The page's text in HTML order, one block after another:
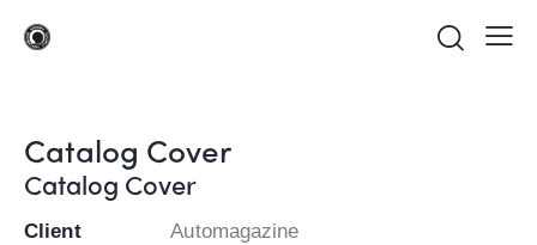
Catalog Cover
Catalog Cover
Client
Automagazine